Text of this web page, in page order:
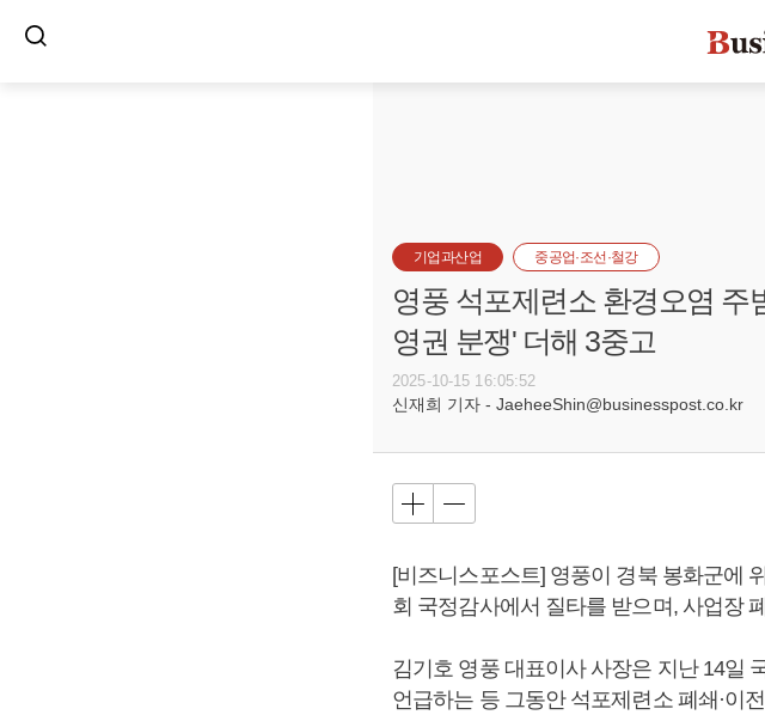
기업과산업 중공업·조선·철강
영풍 석포제련소 환경오염 주
영권 분쟁' 더해 3중고
2025-10-15 16:05:52
신재희 기자 - JaeheeShin@businesspost.co.kr
[비즈니스포스트] 영풍이 경북 봉화군에
회 국정감사에서 질타를 받으며, 사업장
김기호 영풍 대표이사 사장은 지난 14일
언급하는 등 그동안 석포제련소 폐쇄·이